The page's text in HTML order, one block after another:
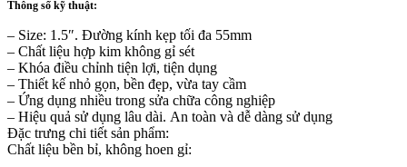
Thông số kỹ thuật:
– Size: 1.5″. Đường kính kẹp tối đa 55mm
– Chất liệu hợp kim không gỉ sét
– Khóa điều chỉnh tiện lợi, tiện dụng
– Thiết kế nhỏ gọn, bền đẹp, vừa tay cầm
– Ứng dụng nhiều trong sửa chữa công nghiệp
– Hiệu quả sử dụng lâu dài. An toàn và dễ dàng sử dụng
Đặc trưng chi tiết sản phẩm:
Chất liệu bền bỉ, không hoen gỉ: